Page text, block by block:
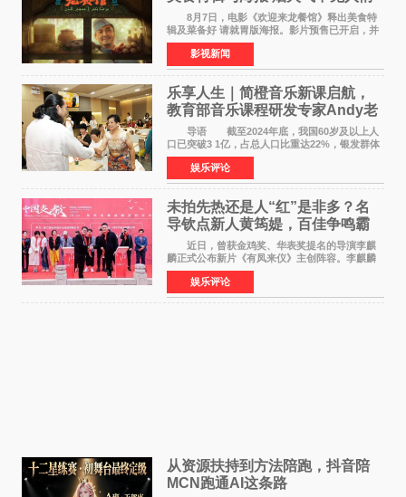
温暖
8月7日，电影《欢迎来龙餐馆》释出美食特
辑及菜备好 请就胃版海报。影片预售已开启，并
将于8月8日至10日14:00-21:00举行全国超前点
映。电影《欢迎来龙餐馆》作为战争美食喜剧大
片，讲述了中国
影视新闻
乐享人生｜简橙音乐新课启航，
教育部音乐课程研发专家Andy老
师重磅入驻领航银龄琴声
导语 截至2024年底，我国60岁及以上人
口已突破3 1亿，占总人口比重达22%，银发群体
的精神文化需求日益凸显。2024年1月，国务院办
公厅印发《关于发展银发经济增进老年人福祉的
意见》——这是
娱乐评论
未拍先热还是人“红”是非多？名
导钦点新人黄筠媞，百佳争鸣霸
气回应
近日，曾获金鸡奖、华表奖提名的导演李麒
麟正式公布新片《有凤来仪》主创阵容。李麒麟
早年凭电影《华容道》获得金鸡奖、华表奖提
名，此后长期参与国内外电影制作，其担任制片
人参与的作品亦曾
娱乐评论
从资源扶持到方法陪跑，抖音陪
MCN跑通AI这条路